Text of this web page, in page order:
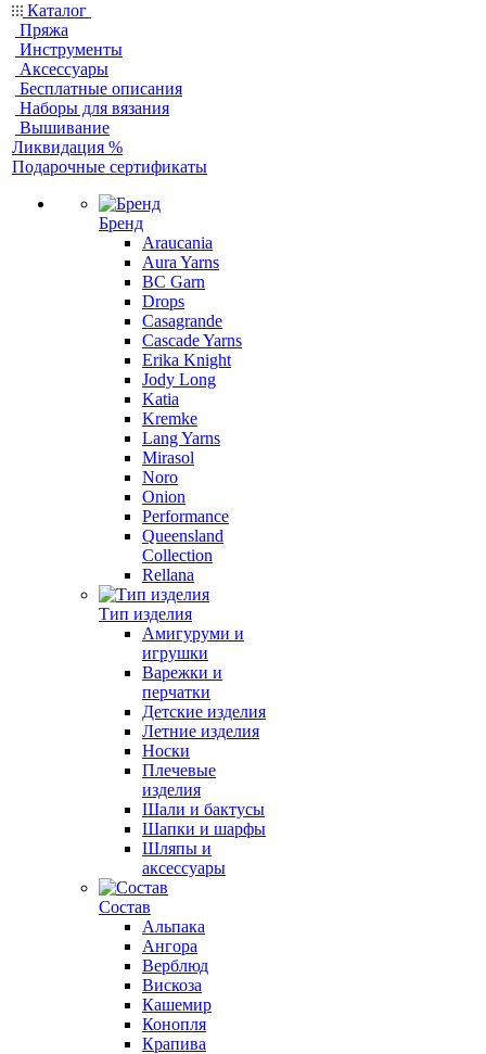
Каталог
Пряжа
Инструменты
Аксессуары
Бесплатные описания
Наборы для вязания
Вышивание
Ликвидация %
Подарочные сертификаты
Бренд
Araucania
Aura Yarns
BC Garn
Drops
Casagrande
Cascade Yarns
Erika Knight
Jody Long
Katia
Kremke
Lang Yarns
Mirasol
Noro
Onion
Performance
Queensland
Collection
Rellana
Тип изделия
Амигуруми и
игрушки
Варежки и
перчатки
Детские изделия
Летние изделия
Носки
Плечевые
изделия
Шали и бактусы
Шапки и шарфы
Шляпы и
аксессуары
Состав
Альпака
Ангора
Верблюд
Вискоза
Кашемир
Конопля
Крапива